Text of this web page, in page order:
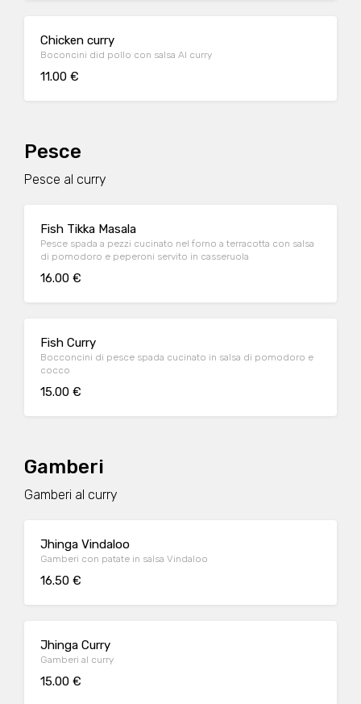
Chicken curry
Boconcini did pollo con salsa Al curry
11.00 €
Pesce
Pesce al curry
Fish Tikka Masala
Pesce spada a pezzi cucinato nel forno a terracotta con salsa
di pomodoro e peperoni servito in casseruola
16.00 €
Fish Curry
Bocconcini di pesce spada cucinato in salsa di pomodoro e
cocco
15.00 €
Gamberi
Gamberi al curry
Jhinga Vindaloo
Gamberi con patate in salsa Vindaloo
16.50 €
Jhinga Curry
Gamberi al curry
15.00 €